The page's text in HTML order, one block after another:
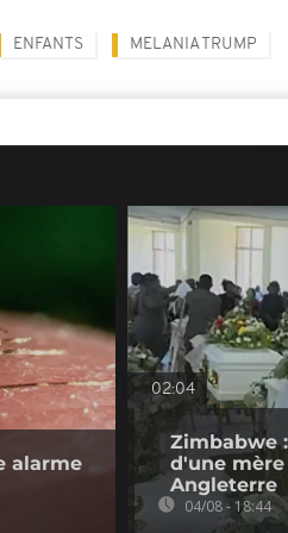
ENFANTS MELANIA TRUMP
alarme
02:04
Zimbabwe
d'une mère
Angleterre
04/08 - 18:44